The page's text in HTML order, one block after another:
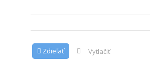
Zdieľať Vytlačiť